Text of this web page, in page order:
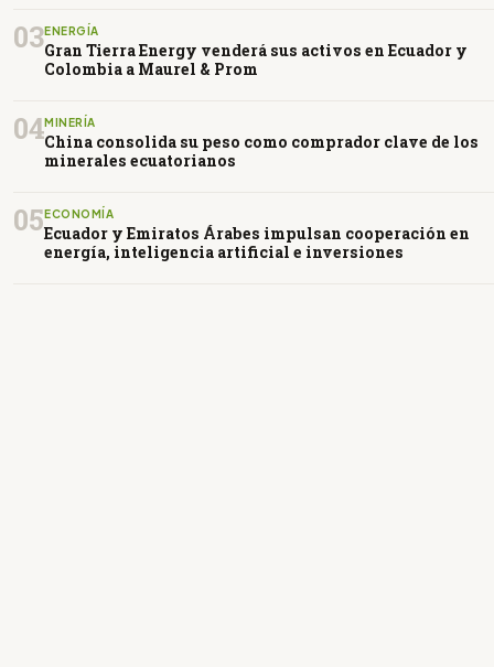
03ENERGÍA
Gran Tierra Energy venderá sus activos en Ecuador y
Colombia a Maurel & Prom
04MINERÍA
China consolida su peso como comprador clave de los
minerales ecuatorianos
05ECONOMÍA
Ecuador y Emiratos Árabes impulsan cooperación en
energía, inteligencia artificial e inversiones